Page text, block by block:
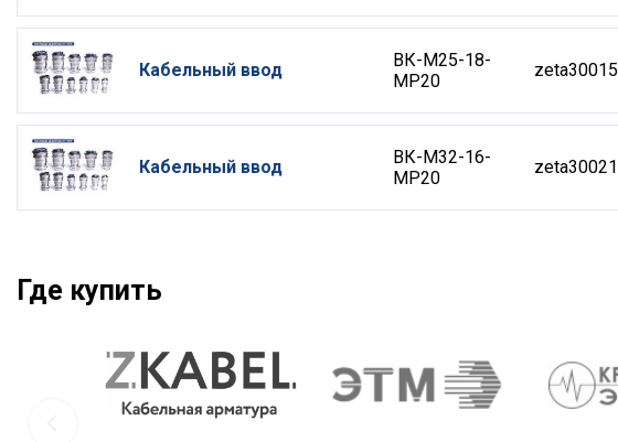
Кабельный ввод
ВК-М25-18-
МР20
zeta30015
Кабельный ввод
ВК-М32-16-
МР20
zeta30021
Где купить